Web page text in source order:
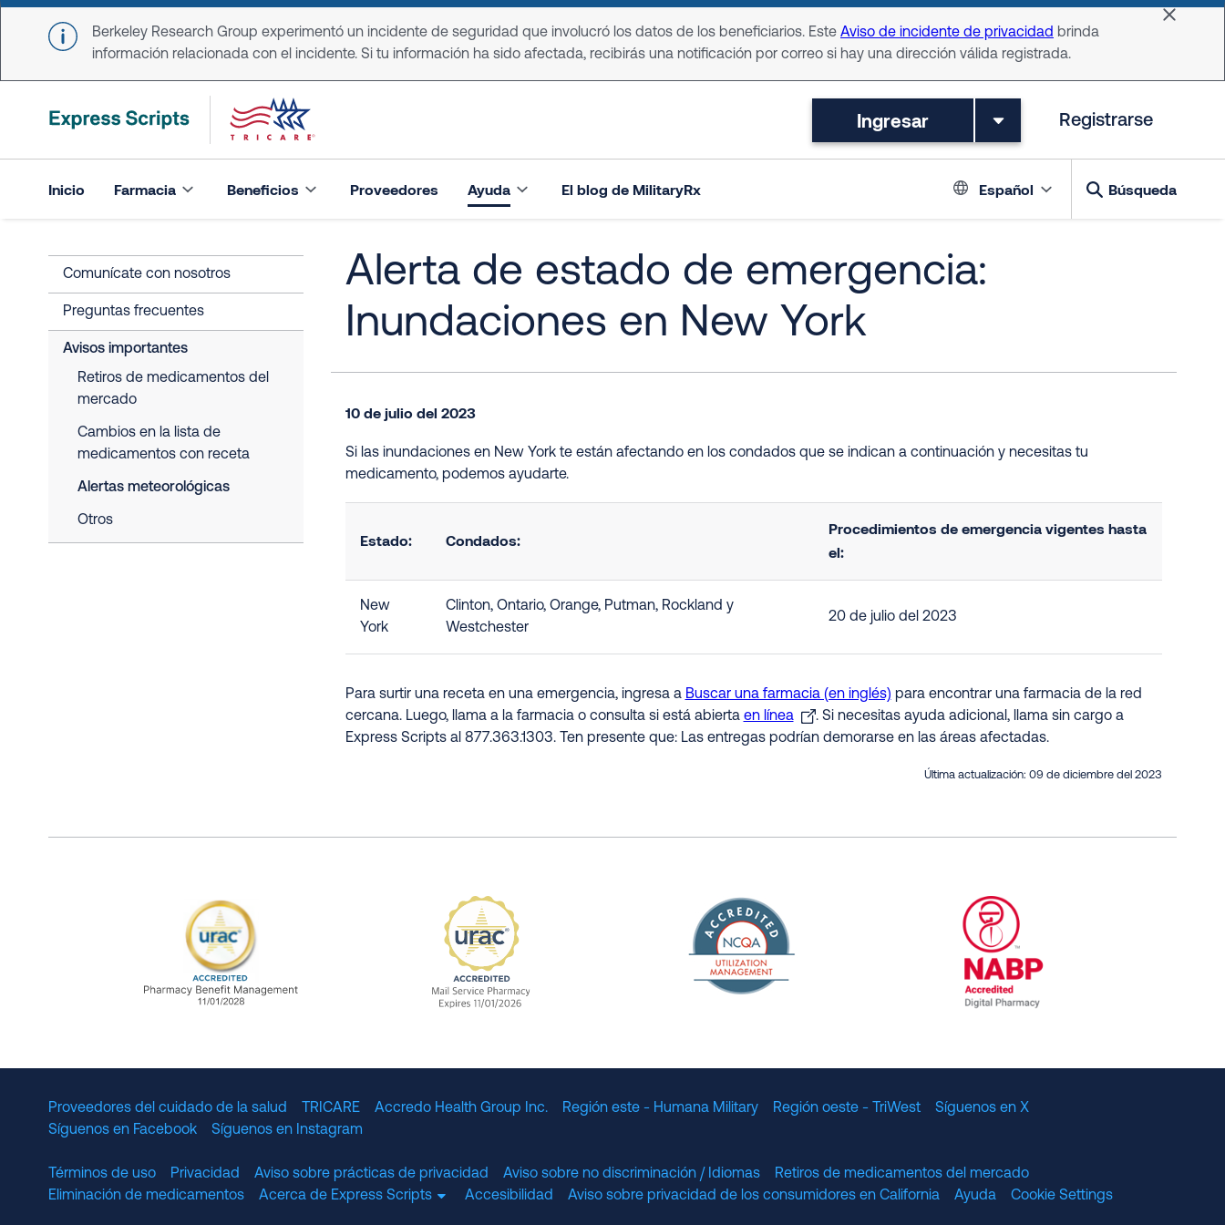
Skip to main content
Berkeley Research Group experimentó un incidente de seguridad que involucró los datos de los beneficiarios. Este Aviso de incidente de privacidad brinda
información relacionada con el incidente. Si tu información ha sido afectada, recibirás una notificación por correo si hay una dirección válida registrada.
Dismiss
Ingresar Registrarse
Inicio Farmacia Beneficios Proveedores Ayuda El blog de MilitaryRx Language
Español Búsqueda
Comunícate con nosotros
Preguntas frecuentes
Avisos importantes
Retiros de medicamentos del
mercado
Cambios en la lista de
medicamentos con receta
Alertas meteorológicas
Otros
Alerta de estado de emergencia:
Inundaciones en New York
10 de julio del 2023
Si las inundaciones en New York te están afectando en los condados que se indican a continuación y necesitas tu
medicamento, podemos ayudarte.
Estado: Condados:
Procedimientos de emergencia vigentes hasta
el:
New
York
Clinton, Ontario, Orange, Putman, Rockland y
Westchester
20 de julio del 2023
Para surtir una receta en una emergencia, ingresa a Buscar una farmacia (en inglés) para encontrar una farmacia de la red
cercana. Luego, llama a la farmacia o consulta si está abierta en línea
. Si necesitas ayuda adicional, llama sin cargo a
Express Scripts al 877.363.1303. Ten presente que: Las entregas podrían demorarse en las áreas afectadas.
Última actualización: 09 de diciembre del 2023
Proveedores del cuidado de la salud TRICARE Accredo Health Group Inc. Región este - Humana Military Región oeste - TriWest
Síguenos en X
Síguenos en Facebook
Síguenos en Instagram
Términos de uso Privacidad Aviso sobre prácticas de privacidad Aviso sobre no discriminación / Idiomas
Retiros de medicamentos del mercado
Eliminación de medicamentos
Acerca de Express Scripts Accesibilidad Aviso sobre privacidad de los consumidores en California Ayuda Cookie Settings